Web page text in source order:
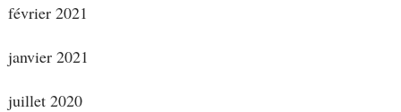
février 2021
janvier 2021
juillet 2020